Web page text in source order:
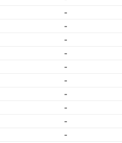
-
-
-
-
-
-
-
-
-
-